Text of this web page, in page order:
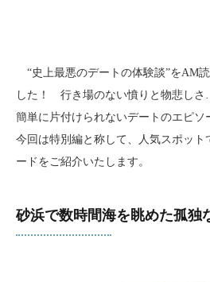
“史上最悪のデートの体験談”をAM
した！ 行き場のない憤りと物悲し
簡単に片付けられないデートのエピソ
今回は特別編と称して、人気スポット
ードをご紹介いたします。
砂浜で数時間海を眺めた孤独